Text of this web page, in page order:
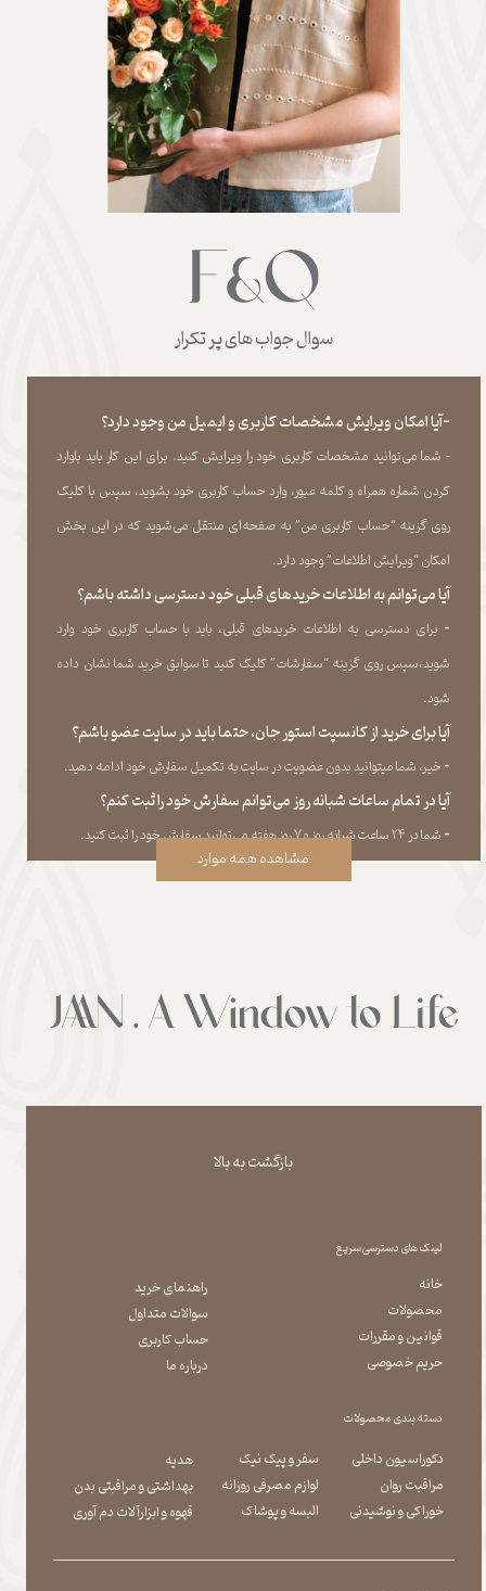
سوال جواب های پر تکرار
-آیا امکان ویرایش مشخصات کاربری و ایمیل من وجود دارد؟
- شما می‏‌توانید مشخصات کاربری خود را ویرایش کنید. برای این کار باید باوارد
کردن شماره همراه و کلمه عبور، وارد حساب کاربری خود بشوید، سپس با کلیک
روی گزینه “حساب کاربری من” به صفحه‏‌ای منتقل می‏‌شوید که در این بخش
امکان “ویرایش اطلاعات” وجود دارد.​​​​​​​
آیا می‌‏توانم به اطلاعات خریدهای قبلی خود دسترسی داشته باشم؟
​​​​​​​- برای دسترسی به اطلاعات خریدهای قبلی، باید با حساب کاربری خود وارد
شوید،سپس روی گزینه “سفارشات” کلیک کنید تا سوابق خرید شما نشان داده
‏شود.​​​​​​​
آیا برای خرید از کانسپت استور جان، حتما باید در سایت عضو باشم؟
​​​​​​​- خیر، شما میتوانید بدون عضویت در سایت به تکمیل سفارش خود ادامه دهید.​​​​​​​
آیا در تمام ساعات شبانه روز می‌توانم سفارش خود را ثبت کنم؟
​​​​​​​​​​​​​​- شما در ۲۴ ساعت شبانه روز و ۷ روز هفته می‌‏توانید سفارش خود را ثبت کنید.
مشاهده همه موارد
بازگشت به بالا
لینک های دسترسی سریع
دسته بندی محصولات
خانه
محصولات
قوانین و مقررات
حریم خصوصی
راهنمای خرید
سوالات متداول
حساب کاربری
درباره ما
دکوراسیون داخلی
مراقبت روان
​​​​​​​خوراکی و نوشیدنی
سفر و پیک نیک
لوازم مصرفی روزانه
​​​​​​​البسه و پوشاک
هدیه
بهداشتی و مراقبتی بدن
​​​​​​​قهوه و ابزارآلات دم آوری